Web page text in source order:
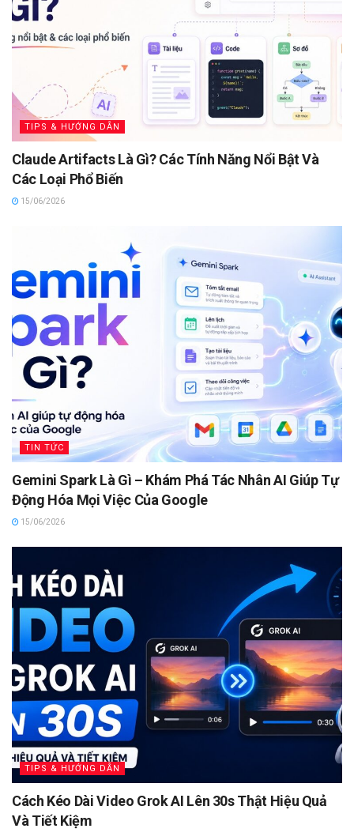
TIPS & HƯỚNG DẪN
Claude Artifacts Là Gì? Các Tính Năng Nổi Bật Và
Các Loại Phổ Biến
15/06/2026
TIN TỨC
Gemini Spark Là Gì – Khám Phá Tác Nhân AI Giúp Tự
Động Hóa Mọi Việc Của Google
15/06/2026
TIPS & HƯỚNG DẪN
Cách Kéo Dài Video Grok AI Lên 30s Thật Hiệu Quả
Và Tiết Kiệm